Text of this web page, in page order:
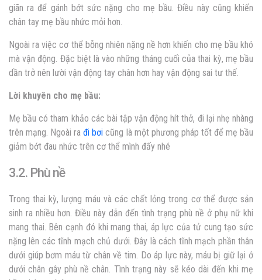
giãn ra để gánh bớt sức nặng cho mẹ bầu. Điều này cũng khiến
chân tay mẹ bầu nhức mỏi hơn.
Ngoài ra việc cơ thể bỗng nhiên nặng nề hơn khiến cho mẹ bầu khó
mà vận động. Đặc biệt là vào những tháng cuối của thai kỳ, mẹ bầu
dần trở nên lười vận động tay chân hơn hay vận động sai tư thế.
Lời khuyên cho mẹ bầu:
Mẹ bầu có tham khảo các bài tập vận động hít thở, đi lại nhẹ nhàng
trên mạng. Ngoài ra đi bơi cũng là một phương pháp tốt để mẹ bầu
giảm bớt đau nhức trên cơ thể mình đấy nhé
3.2. Phù nề
Trong thai kỳ, lượng máu và các chất lỏng trong cơ thể được sản
sinh ra nhiều hơn. Điều này dẫn đến tình trạng phù nề ở phụ nữ khi
mang thai. Bên cạnh đó khi mang thai, áp lực của tử cung tạo sức
nặng lên các tĩnh mạch chủ dưới. Đây là cách tĩnh mạch phần thân
dưới giúp bơm máu từ chân về tim. Do áp lực này, máu bị giữ lại ở
dưới chân gây phù nề chân. Tình trạng này sẽ kéo dài đến khi mẹ